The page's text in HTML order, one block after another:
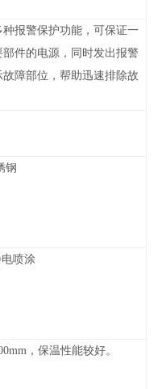
报警保护功能，可保证一
件的电源，同时发出报警
障部位，帮助迅速排除故
钢
喷涂
，保温性能较好。